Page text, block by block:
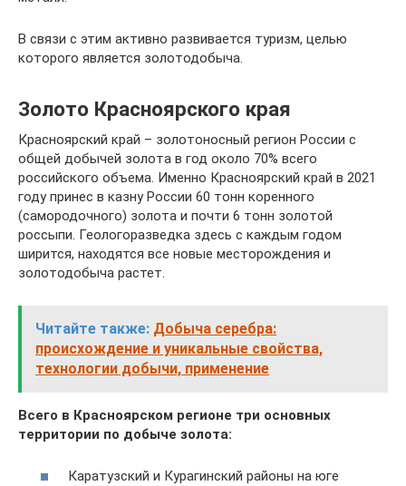
В связи с этим активно развивается туризм, целью
которого является золотодобыча.
Золото Красноярского края
Красноярский край – золотоносный регион России с
общей добычей золота в год около 70% всего
российского объема. Именно Красноярский край в 2021
году принес в казну России 60 тонн коренного
(самородочного) золота и почти 6 тонн золотой
россыпи. Геологоразведка здесь с каждым годом
ширится, находятся все новые месторождения и
золотодобыча растет.
Читайте также: Добыча серебра:
происхождение и уникальные свойства,
технологии добычи, применение
Всего в Красноярском регионе три основных
территории по добыче золота:
Каратузский и Курагинский районы на юге